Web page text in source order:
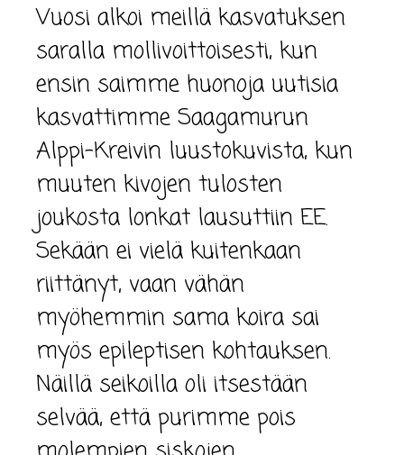
Vuosi alkoi meillä kasvatuksen
saralla mollivoittoisesti, kun
ensin saimme huonoja uutisia
kasvattimme Saagamurun
Alppi-Kreivin luustokuvista, kun
muuten kivojen tulosten
joukosta lonkat lausuttiin EE.
Sekään ei vielä kuitenkaan
riittänyt, vaan vähän
myöhemmin sama koira sai
myös epileptisen kohtauksen.
Näillä seikoilla oli itsestään
selvää, että purimme pois